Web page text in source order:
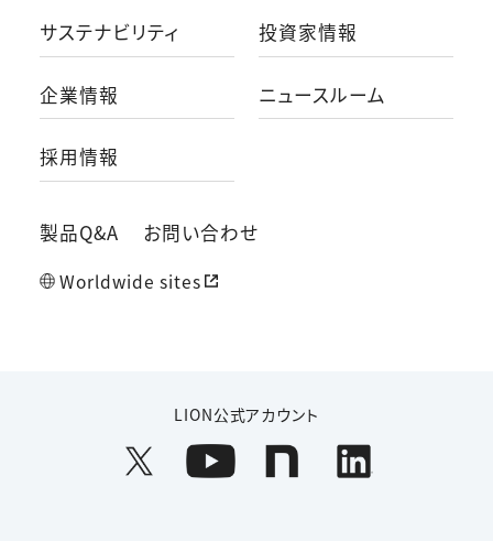
サステナビリティ 投資家情報
企業情報 ニュースルーム
採用情報
製品Q&A お問い合わせ
Worldwide sites
LION公式アカウント